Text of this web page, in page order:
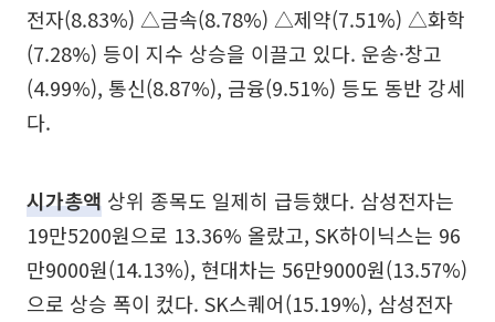
전자(8.83%) △금속(8.78%) △제약(7.51%) △화학
(7.28%) 등이 지수 상승을 이끌고 있다. 운송·창고
(4.99%), 통신(8.87%), 금융(9.51%) 등도 동반 강세
다.
시가총액 상위 종목도 일제히 급등했다. 삼성전자는
19만5200원으로 13.36% 올랐고, SK하이닉스는 96
만9000원(14.13%), 현대차는 56만9000원(13.57%)
으로 상승 폭이 컸다. SK스퀘어(15.19%), 삼성전자